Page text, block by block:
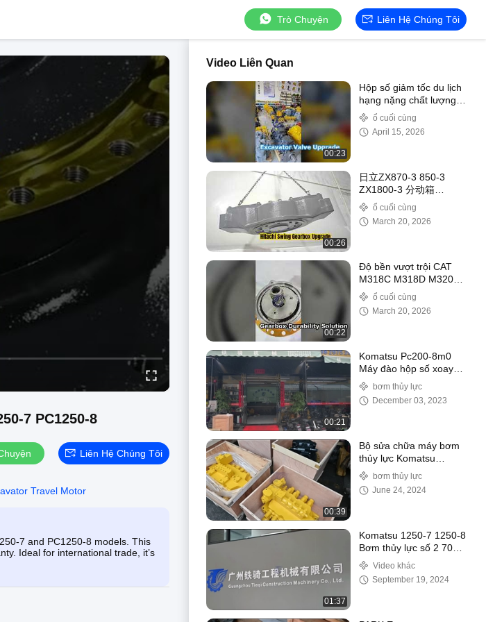
Trò Chuyện Liên Hệ Chúng Tôi
7 PC1250-8
Liên Hệ Chúng Tôi
Travel Motor
7 and PC1250-8 models. This
Ideal for international trade, it’s
Video Liên Quan
00:23
Hộp số giảm tốc du lịch
hạng nặng chất lượng
cao 9270013 9301480
4688059 Ổ đĩa cuối
cùng Fit EX1200-6 ZX
ổ cuối cùng
April 15, 2026
00:26
日立ZX870-3 850-3
ZX1800-3 分动箱
9249785 9276421
ổ cuối cùng
March 20, 2026
00:22
Độ bền vượt trội CAT
M318C M318D M320D
M322C Máy xúc Hộp số
xoay 1527372 1111858
3682783 152
ổ cuối cùng
March 20, 2026
00:21
Komatsu Pc200-8m0
Máy đào hộp số xoay
706-7g-01140 706-7g-
01170 706-7g-71141
bơm thủy lực
December 03, 2023
00:39
Bộ sửa chữa máy bơm
thủy lực Komatsu
PC850 PC1250 PC2000
PC3000
bơm thủy lực
June 24, 2024
01:37
Komatsu 1250-7 1250-8
Bơm thủy lực số 2 708-
2L-00522 708-2L-
01622
Video khác
September 19, 2024